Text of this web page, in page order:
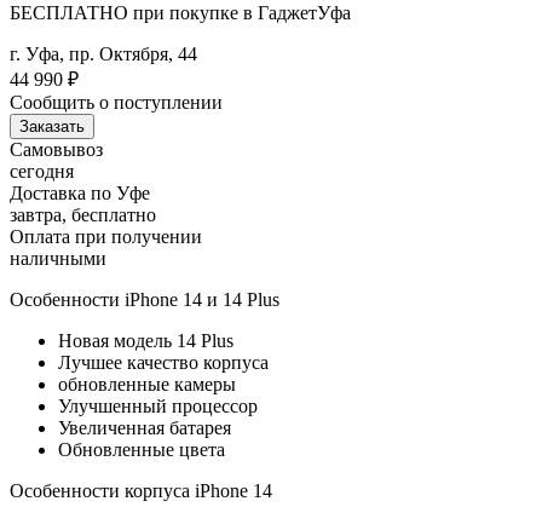
БЕСПЛАТНО при покупке в ГаджетУфа
г. Уфа, пр. Октября, 44
44 990 ₽
Сообщить о поступлении
Заказать
Самовывоз
сегодня
Доставка по Уфе
завтра, бесплатно
Оплата при получении
наличными
Особенности iPhone 14 и 14 Plus
Новая модель 14 Plus
Лучшее качество корпуса
обновленные камеры
Улучшенный процессор
Увеличенная батарея
Обновленные цвета
Особенности корпуса iPhone 14